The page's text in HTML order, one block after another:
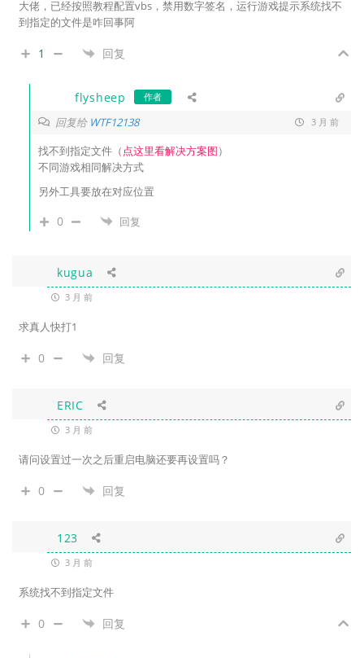
大佬，已经按照教程配置vbs，禁用数字签名，运行游戏提示系统找不
到指定的文件是咋回事阿
1 回复
flysheep 作者
回复给 WTF12138 3 月 前
找不到指定文件（点这里看解决方案图）
不同游戏相同解决方式
另外工具要放在对应位置
0 回复
kugua
3 月 前
求真人快打1
0 回复
ERIC
3 月 前
请问设置过一次之后重启电脑还要再设置吗？
0 回复
123
3 月 前
系统找不到指定文件
0 回复